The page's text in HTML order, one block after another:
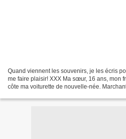
Quand viennent les souvenirs, je les écris
me faire plaisir! XXX Ma sœur, 16 ans, mon
côte ma voiturette de nouvelle-née.